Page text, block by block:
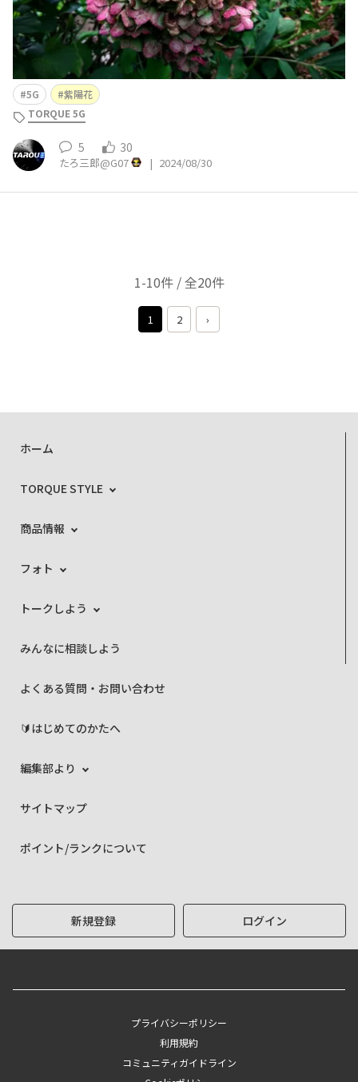
5G
紫陽花
TORQUE 5G
5 30
たろ三郎@G07 | 2024/08/30
1-10件 / 全20件
1 2 ›
ホーム
TORQUE STYLE
商品情報
フォト
トークしよう
みんなに相談しよう
よくある質問・お問い合わせ
🔰はじめてのかたへ
編集部より
サイトマップ
ポイント/ランクについて
新規登録 ログイン
プライバシーポリシー
利用規約
コミュニティガイドライン